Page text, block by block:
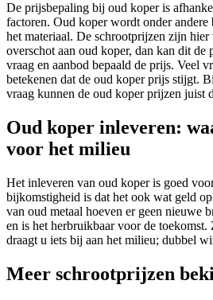
De prijsbepaling bij oud koper is
factoren. Oud koper wordt onder
het materiaal. De schrootprijzen zijn
overschot aan oud koper, dan kan dit
vraag en aanbod bepaald de prijs. Veel
betekenen dat de oud koper prijs stijgt.
vraag kunnen de oud koper prijzen juist
Oud koper inleveren:
voor het milieu
Het inleveren van oud koper is goed
bijkomstigheid is dat het ook wat geld
van oud metaal hoeven er geen nieuwe
en is het herbruikbaar voor de toekomst.
draagt u iets bij aan het milieu; dubbel
Meer schrootprijzen